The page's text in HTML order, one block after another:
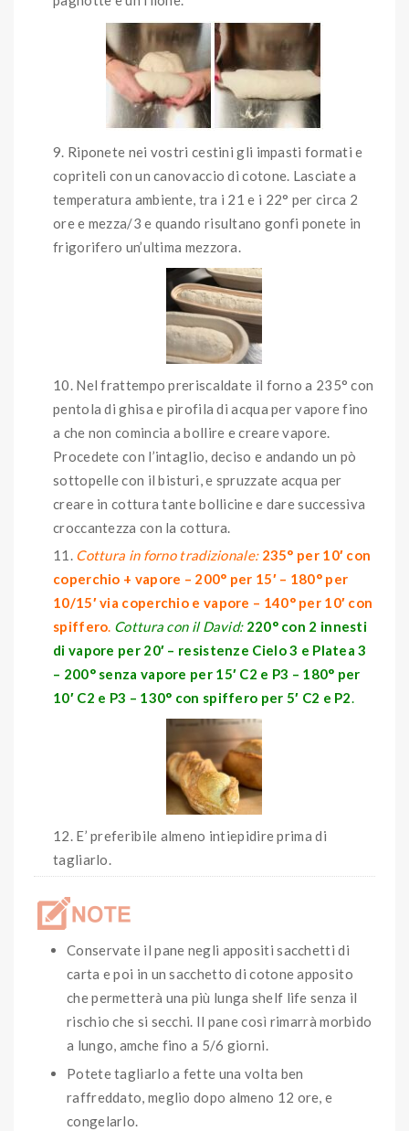
Riponete nei vostri cestini gli impasti formati e
copriteli con un canovaccio di cotone. Lasciate a
temperatura ambiente, tra i 21 e i 22° per circa 2
ore e mezza/3 e quando risultano gonfi ponete in
frigorifero un’ultima mezzora.
Nel frattempo preriscaldate il forno a 235° con
pentola di ghisa e pirofila di acqua per vapore fino
a che non comincia a bollire e creare vapore.
Procedete con l’intaglio, deciso e andando un pò
sottopelle con il bisturi, e spruzzate acqua per
creare in cottura tante bollicine e dare successiva
croccantezza con la cottura.
Cottura in forno tradizionale: 235° per 10′ con
coperchio + vapore – 200° per 15′ – 180° per
10/15′ via coperchio e vapore – 140° per 10′ con
spiffero. Cottura con il David: 220° con 2 innesti
di vapore per 20′ – resistenze Cielo 3 e Platea 3
– 200° senza vapore per 15′ C2 e P3 – 180° per
10′ C2 e P3 – 130° con spiffero per 5′ C2 e P2.
E’ preferibile almeno intiepidire prima di
tagliarlo.
Conservate il pane negli appositi sacchetti di
carta e poi in un sacchetto di cotone apposito
che permetterà una più lunga shelf life senza il
rischio che si secchi. Il pane così rimarrà morbido
a lungo, amche fino a 5/6 giorni.
Potete tagliarlo a fette una volta ben
raffreddato, meglio dopo almeno 12 ore, e
congelarlo.